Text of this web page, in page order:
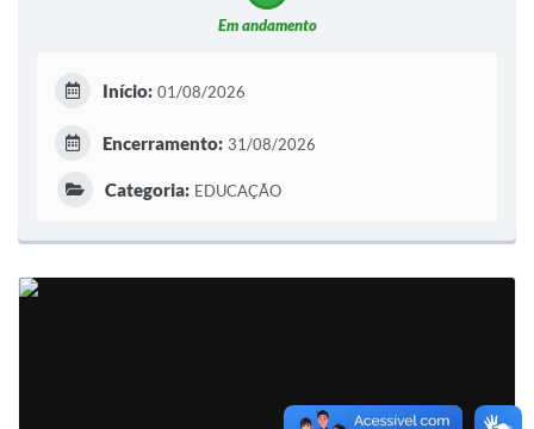
Em andamento
Início: 01/08/2026
Encerramento: 31/08/2026
Categoria: EDUCAÇÃO